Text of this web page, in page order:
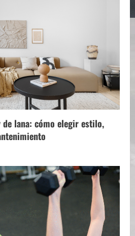
lana: cómo elegir estilo,